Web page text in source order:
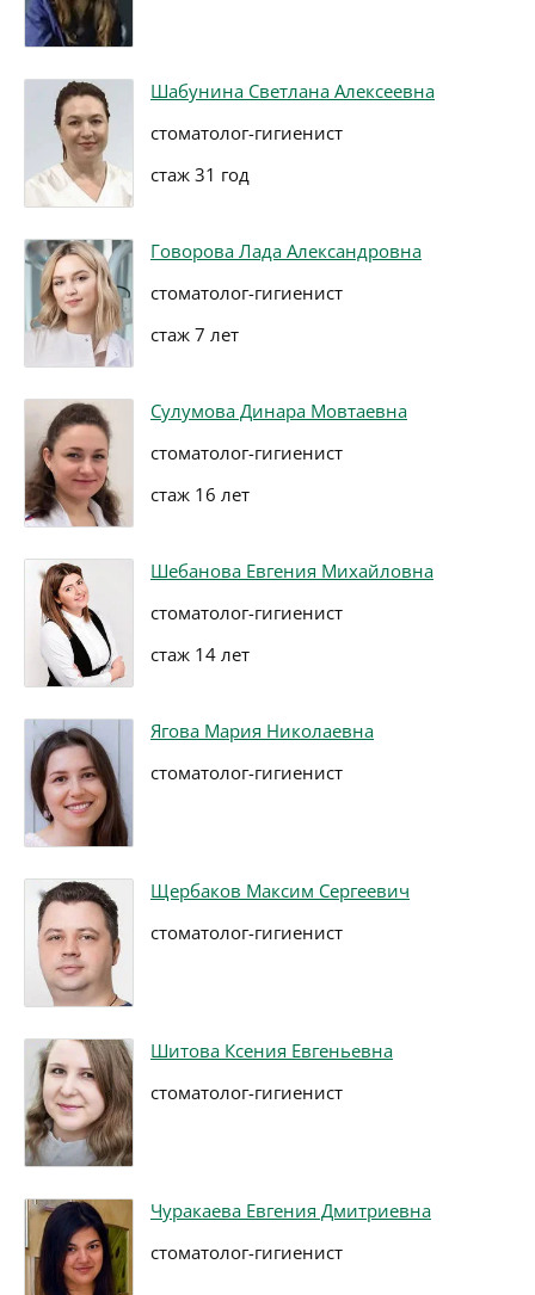
Шабунина Светлана Алексеевна
стоматолог-гигиенист
стаж 31 год
Говорова Лада Александровна
стоматолог-гигиенист
стаж 7 лет
Сулумова Динара Мовтаевна
стоматолог-гигиенист
стаж 16 лет
Шебанова Евгения Михайловна
стоматолог-гигиенист
стаж 14 лет
Ягова Мария Николаевна
стоматолог-гигиенист
Щербаков Максим Сергеевич
стоматолог-гигиенист
Шитова Ксения Евгеньевна
стоматолог-гигиенист
Чуракаева Евгения Дмитриевна
стоматолог-гигиенист